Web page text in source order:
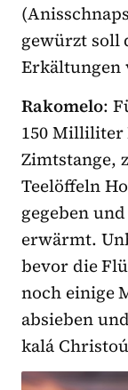
gewürzt soll
Erkältungen
Rakomelo:
150 Milliliter
Zimtstange,
Teelöffeln
gegeben
erwärmt.
bevor die
noch einige
absieben
kalá